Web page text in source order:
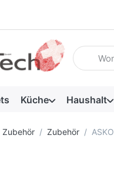
Geben
Küche Haushalt
Zubehör Zubehör